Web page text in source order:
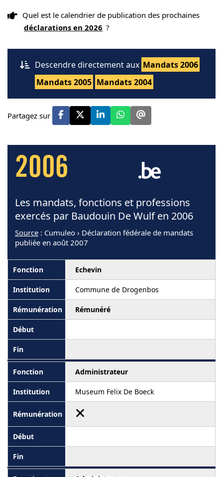
Quel est le calendrier de publication des prochaines
déclarations en 2026 ?
Descendre directement aux Mandats 2006
Mandats 2005 Mandats 2004
Partagez sur
2006
Les mandats, fonctions et professions
exercés par Baudouin De Wulf en 2006
Source : Cumuleo › Déclaration fédérale de mandats
publiée en août 2007
Echevin
Commune de Drogenbos
Rémunéré
Administrateur
Museum Felix De Boeck